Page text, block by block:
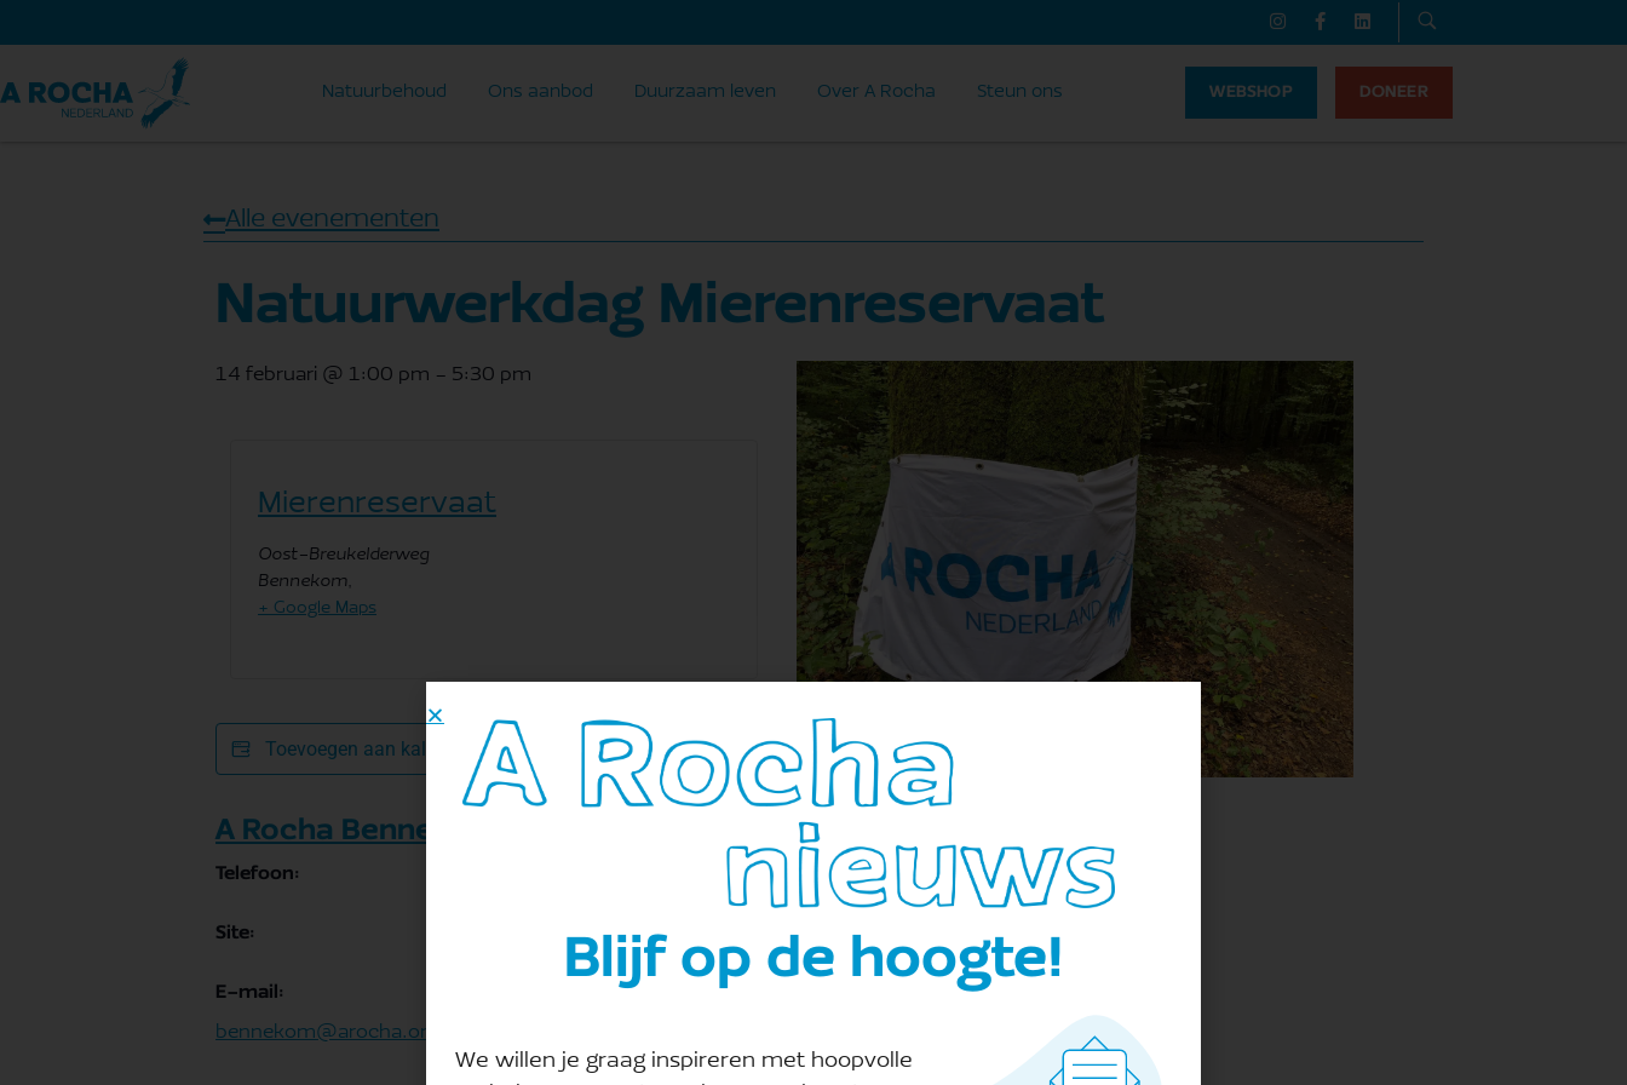
Natuurbehoud Ons aanbod Duurzaam leven Over A Rocha Steun ons WEBSHOP DONEER
Alle evenementen
Natuurwerkdag Mierenreservaat
14 februari @ 1:00 pm - 5:30 pm
Mierenreservaat
Oost-Breukelderweg
Bennekom,
+ Google Maps
Toevoegen aan kalender
A Rocha Bennekom
Telefoon:
Site:
E-mail:
bennekom@arocha.org
Blijf op de hoogte!
We willen je graag inspireren met hoopvolle